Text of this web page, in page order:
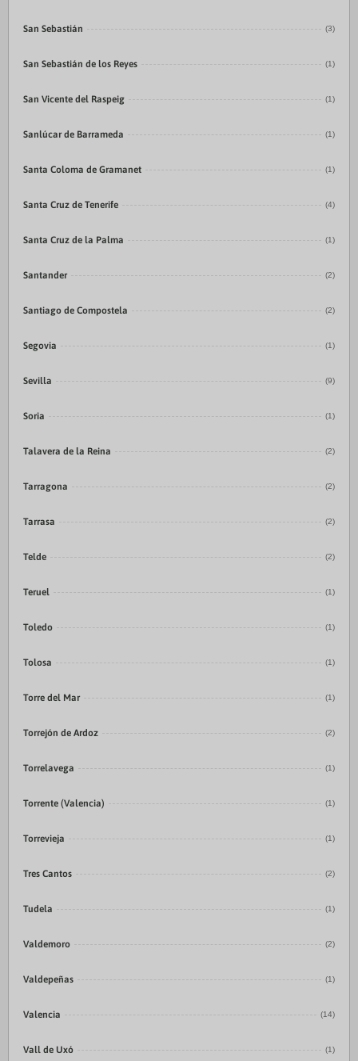
San Sebastián (3)
San Sebastián de los Reyes (1)
San Vicente del Raspeig (1)
Sanlúcar de Barrameda (1)
Santa Coloma de Gramanet (1)
Santa Cruz de Tenerife (4)
Santa Cruz de la Palma (1)
Santander (2)
Santiago de Compostela (2)
Segovia (1)
Sevilla (9)
Soria (1)
Talavera de la Reina (2)
Tarragona (2)
Tarrasa (2)
Telde (2)
Teruel (1)
Toledo (1)
Tolosa (1)
Torre del Mar (1)
Torrejón de Ardoz (2)
Torrelavega (1)
Torrente (Valencia) (1)
Torrevieja (1)
Tres Cantos (2)
Tudela (1)
Valdemoro (2)
Valdepeñas (1)
Valencia (14)
Vall de Uxó (1)